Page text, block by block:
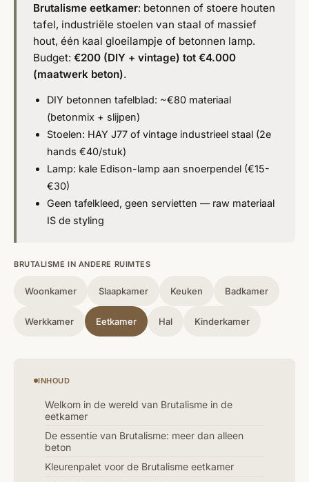
Brutalisme eetkamer: betonnen of stoere houten
tafel, industriële stoelen van staal of massief
hout, één kaal gloeilampje of betonnen lamp.
Budget: €200 (DIY + vintage) tot €4.000
(maatwerk beton).
DIY betonnen tafelblad: ~€80 materiaal
(betonmix + slijpen)
Stoelen: HAY J77 of vintage industrieel staal (2e
hands €40/stuk)
Lamp: kale Edison-lamp aan snoerpendel (€15-
€30)
Geen tafelkleed, geen servietten — raw materiaal
IS de styling
BRUTALISME IN ANDERE RUIMTES
Woonkamer Slaapkamer Keuken Badkamer
Werkkamer Eetkamer Hal Kinderkamer
INHOUD
Welkom in de wereld van Brutalisme in de
eetkamer
De essentie van Brutalisme: meer dan alleen
beton
Kleurenpalet voor de Brutalisme eetkamer